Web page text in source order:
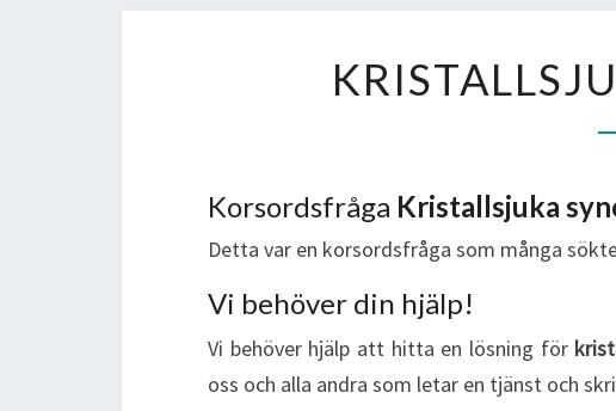
Korsordsfråga Kristallsjuka
Detta var en korsordsfråga som många
Vi behöver din hjälp!
Vi behöver hjälp att hitta en lösning för
oss och alla andra som letar en tjänst och